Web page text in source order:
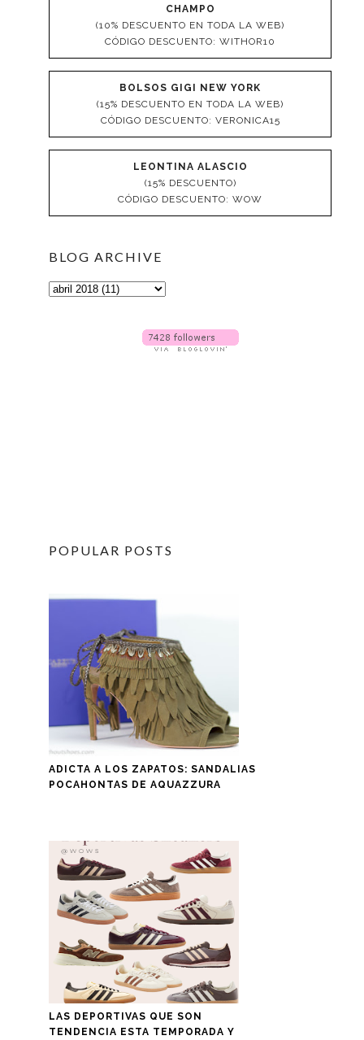
CHAMPO
(10% DESCUENTO EN TODA LA WEB)
CÓDIGO DESCUENTO: WITHOR10
BOLSOS GIGI NEW YORK
(15% DESCUENTO EN TODA LA WEB)
CÓDIGO DESCUENTO: VERONICA15
LEONTINA ALASCIO
(15% DESCUENTO)
CÓDIGO DESCUENTO: WOW
BLOG ARCHIVE
POPULAR POSTS
ADICTA A LOS ZAPATOS: SANDALIAS
POCAHONTAS DE AQUAZZURA
LAS DEPORTIVAS QUE SON
TENDENCIA ESTA TEMPORADA Y